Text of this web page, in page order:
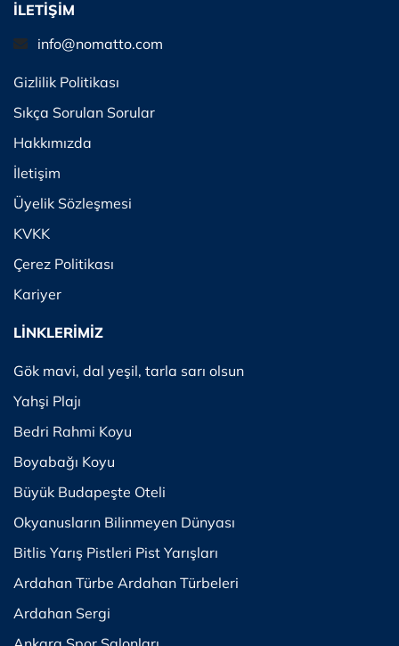
İLETİŞİM
info@nomatto.com
Gizlilik Politikası
Sıkça Sorulan Sorular
Hakkımızda
İletişim
Üyelik Sözleşmesi
KVKK
Çerez Politikası
Kariyer
LİNKLERİMİZ
Gök mavi, dal yeşil, tarla sarı olsun
Yahşi Plajı
Bedri Rahmi Koyu
Boyabağı Koyu
Büyük Budapeşte Oteli
Okyanusların Bilinmeyen Dünyası
Bitlis Yarış Pistleri Pist Yarışları
Ardahan Türbe Ardahan Türbeleri
Ardahan Sergi